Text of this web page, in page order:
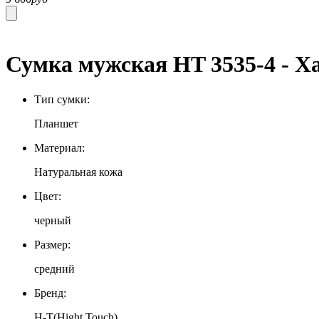
Сумка мужская HT 3535-4 -
Тип сумки:
Планшет
Материал:
Натуральная кожа
Цвет:
черный
Размер:
средний
Бренд: